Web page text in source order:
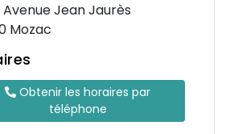
Avenue Jean Jaurès
Mozac
Obtenir les horaires par
téléphone